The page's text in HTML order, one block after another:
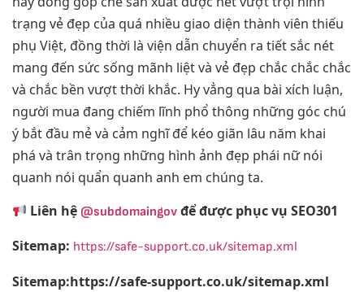
trạng vẻ đẹp của quá nhiều giao diện thành viên thiếu
phụ Việt, đồng thời là viện dẫn chuyển ra tiết sắc nét
mang đến sức sống mãnh liệt và vẻ đẹp chắc chắc chắc
và chắc bền vượt thời khắc. Hy vẳng qua bài xích luận,
người mua đang chiếm lĩnh phổ thông những góc chú
ý bắt đầu mẻ và cảm nghĩ để kéo giãn lâu năm khai
phá và trân trọng những hình ảnh đẹp phái nữ nói
quanh nói quẩn quanh anh em chúng ta.
Liên hệ@subdomaingov để được phục vụ SEO301
Sitemap: https://safe-support.co.uk/sitemap.xml
Sitemap:https://safe-support.co.uk/sitemap.xml